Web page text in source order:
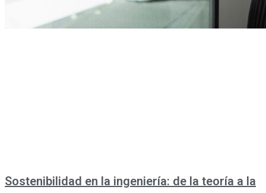
Sostenibilidad en la ingeniería: de la teoría a la